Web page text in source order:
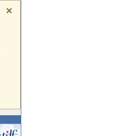
×